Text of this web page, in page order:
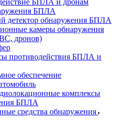
БПЛА и дронам
БПЛА
детектор обнаружения БПЛА
камеры обнаружения
дронов)
противодействия БПЛА и
обеспечение
комплексы
БПЛА
средства обнаружения